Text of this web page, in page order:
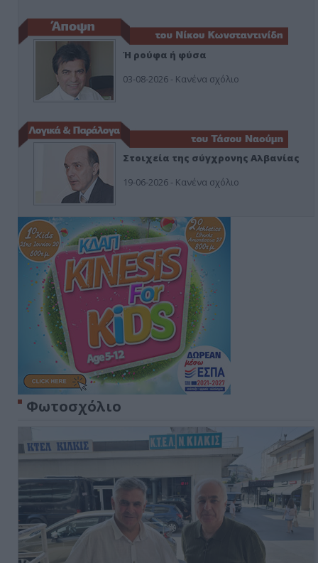
Ή ρούφα ή φύσα
03-08-2026 - Κανένα σχόλιο
Στοιχεία της σύγχρονης Αλβανίας
19-06-2026 - Κανένα σχόλιο
Φωτοσχόλιο